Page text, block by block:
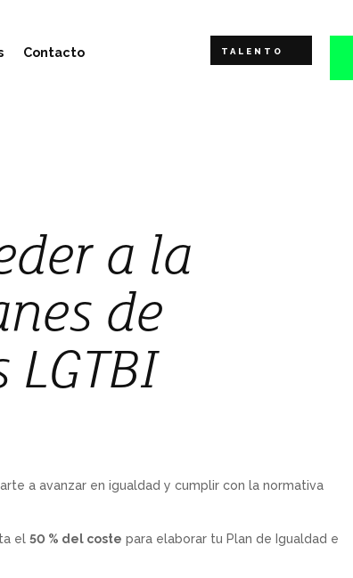
Contacto TALENTO
a la
de
a avanzar en igualdad y cumplir con la normativa
el 50 % del coste para elaborar tu Plan de Igualdad e